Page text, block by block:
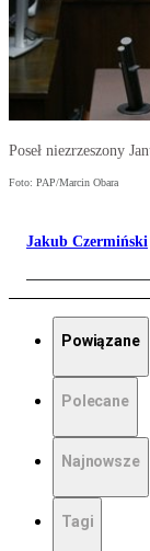
Poseł niezrzeszony
Foto: PAP/Marcin Obara
Jakub Czermiński
Powiązane
Polecane
Najnowsze
Tagi